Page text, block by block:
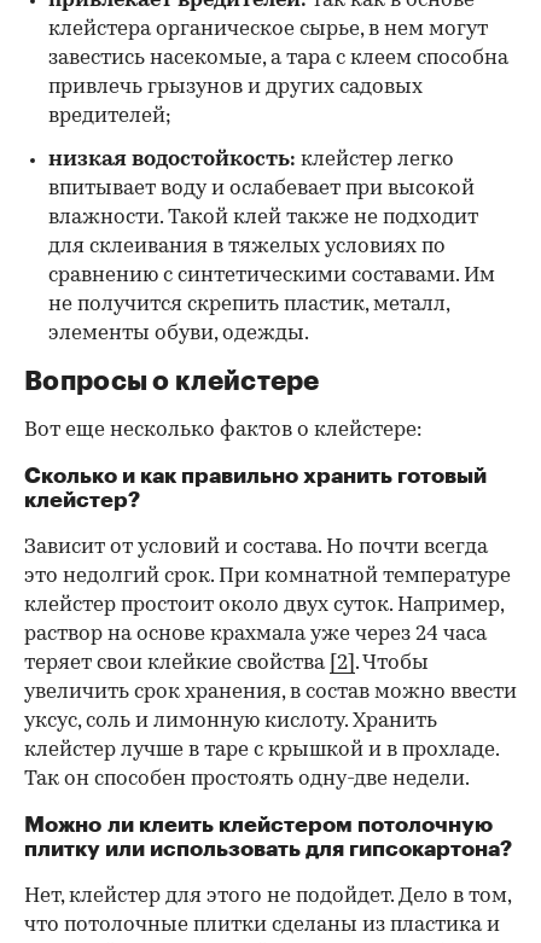
клейстера органическое сырье, в нем могут
завестись насекомые, а тара с клеем способна
привлечь грызунов и других садовых
вредителей;
низкая водостойкость: клейстер легко
впитывает воду и ослабевает при высокой
влажности. Такой клей также не подходит
для склеивания в тяжелых условиях по
сравнению с синтетическими составами. Им
не получится скрепить пластик, металл,
элементы обуви, одежды.
Вопросы о клейстере
Вот еще несколько фактов о клейстере:
Сколько и как правильно хранить готовый
клейстер?
Зависит от условий и состава. Но почти всегда
это недолгий срок. При комнатной температуре
клейстер простоит около двух суток. Например,
раствор на основе крахмала уже через 24 часа
теряет свои клейкие свойства [2] . Чтобы
увеличить срок хранения, в состав можно ввести
уксус, соль и лимонную кислоту. Хранить
клейстер лучше в таре с крышкой и в прохладе.
Так он способен простоять одну-две недели.
Можно ли клеить клейстером потолочную
плитку или использовать для гипсокартона?
Нет, клейстер для этого не подойдет. Дело в том,
что потолочные плитки сделаны из пластика и